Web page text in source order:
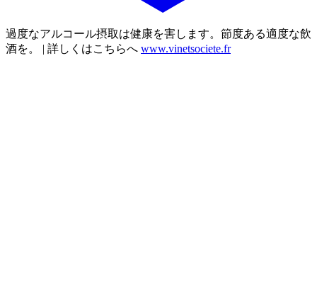
過度なアルコール摂取は健康を害します。節度ある適度な飲
酒を。 | 詳しくはこちらへ www.vinetsociete.fr